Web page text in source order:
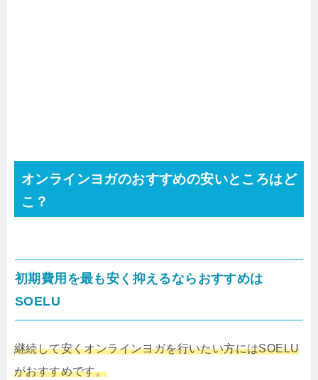
オンラインヨガのおすすめの安いところはど
こ？
初期費用を最も安く抑えるならおすすめは
SOELU
継続して安くオンラインヨガを行いたい方にはSOELU
がおすすめです。